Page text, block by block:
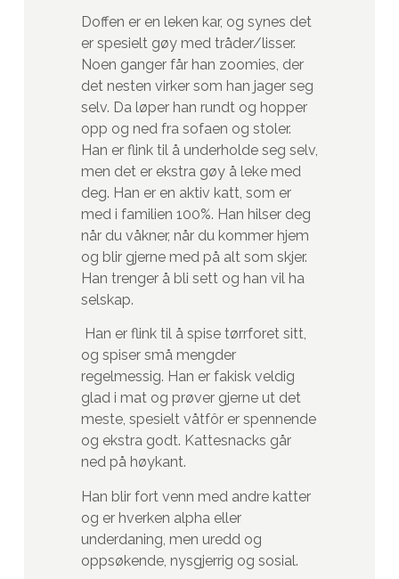
Doffen er en leken kar, og synes det
er spesielt gøy med tråder/lisser.
Noen ganger får han zoomies, der
det nesten virker som han jager seg
selv. Da løper han rundt og hopper
opp og ned fra sofaen og stoler.
Han er flink til å underholde seg selv,
men det er ekstra gøy å leke med
deg. Han er en aktiv katt, som er
med i familien 100%. Han hilser deg
når du våkner, når du kommer hjem
og blir gjerne med på alt som skjer.
Han trenger å bli sett og han vil ha
selskap.
Han er flink til å spise tørrforet sitt,
og spiser små mengder
regelmessig. Han er fakisk veldig
glad i mat og prøver gjerne ut det
meste, spesielt våtfôr er spennende
og ekstra godt. Kattesnacks går
ned på høykant.
Han blir fort venn med andre katter
og er hverken alpha eller
underdaning, men uredd og
oppsøkende, nysgjerrig og sosial.